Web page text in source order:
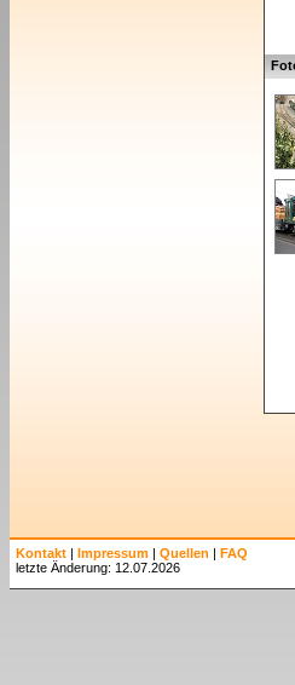
Kontakt | Impressum | Quellen | FAQ
letzte Änderung: 12.07.2026